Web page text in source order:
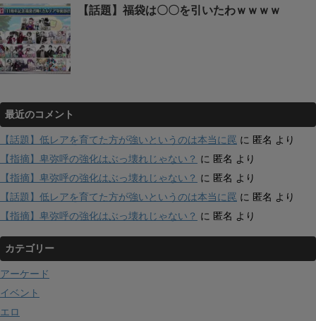
【話題】福袋は〇〇を引いたわｗｗｗｗ
最近のコメント
【話題】低レアを育てた方が強いというのは本当に罠 に 匿名 より
【指摘】卑弥呼の強化はぶっ壊れじゃない？ に 匿名 より
【指摘】卑弥呼の強化はぶっ壊れじゃない？ に 匿名 より
【話題】低レアを育てた方が強いというのは本当に罠 に 匿名 より
【指摘】卑弥呼の強化はぶっ壊れじゃない？ に 匿名 より
カテゴリー
アーケード
イベント
エロ